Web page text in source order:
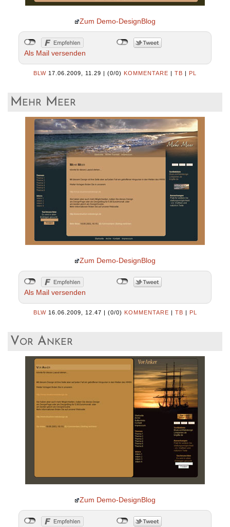
Zum Demo-DesignBlog
Als Mail versenden
BLW 17.06.2009, 11.29 | (0/0) KOMMENTARE | TB | PL
Mehr Meer
Zum Demo-DesignBlog
Als Mail versenden
BLW 16.06.2009, 12.47 | (0/0) KOMMENTARE | TB | PL
Vor Anker
Zum Demo-DesignBlog